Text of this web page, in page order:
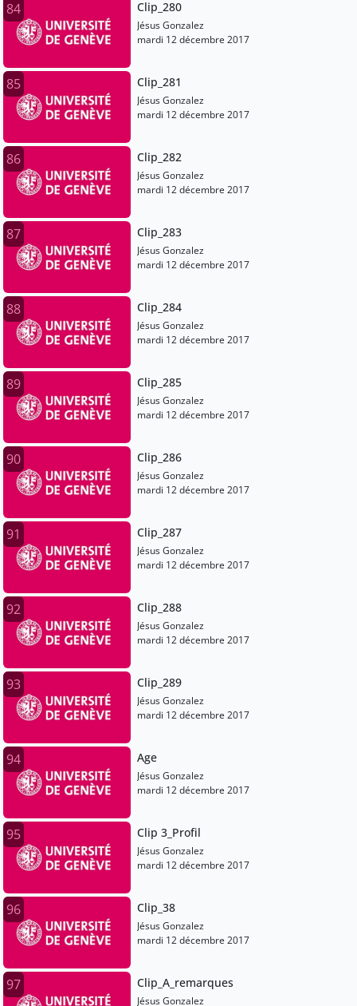
84 Clip_280
Jésus Gonzalez
mardi 12 décembre 2017
85 Clip_281
Jésus Gonzalez
mardi 12 décembre 2017
86 Clip_282
Jésus Gonzalez
mardi 12 décembre 2017
87 Clip_283
Jésus Gonzalez
mardi 12 décembre 2017
88 Clip_284
Jésus Gonzalez
mardi 12 décembre 2017
89 Clip_285
Jésus Gonzalez
mardi 12 décembre 2017
90 Clip_286
Jésus Gonzalez
mardi 12 décembre 2017
91 Clip_287
Jésus Gonzalez
mardi 12 décembre 2017
92 Clip_288
Jésus Gonzalez
mardi 12 décembre 2017
93 Clip_289
Jésus Gonzalez
mardi 12 décembre 2017
94 Age
Jésus Gonzalez
mardi 12 décembre 2017
95 Clip 3_Profil
Jésus Gonzalez
mardi 12 décembre 2017
96 Clip_38
Jésus Gonzalez
mardi 12 décembre 2017
97 Clip_A_remarques
Jésus Gonzalez